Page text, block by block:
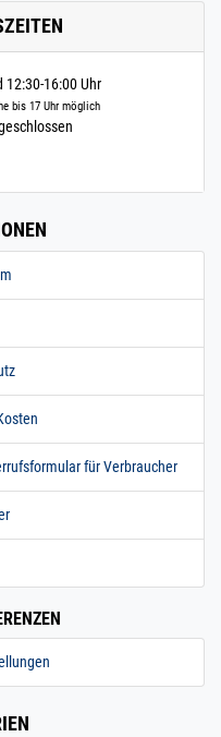
12:30-16:00 Uhr
bis 17 Uhr möglich
für Verbraucher